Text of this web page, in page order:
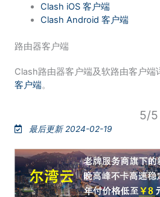
Clash iOS 客户端
Clash Android 客户端
路由器客户端
Clash路由器客户端及软路由客户端
客户端。
5/
最后更新 2024-02-19